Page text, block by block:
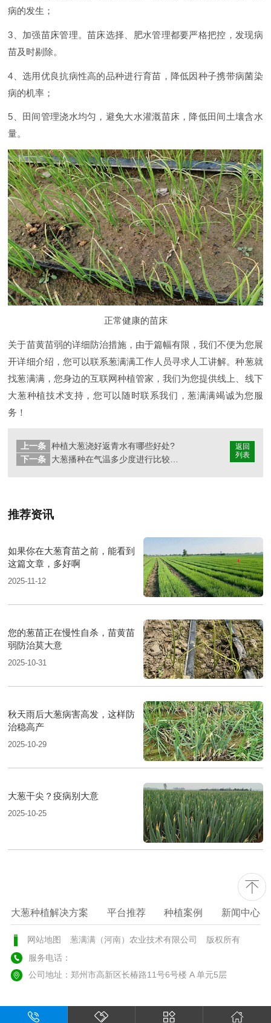
病的发生；
3、加强苗床管理。苗床选择、肥水管理都要严格把控，发现病
苗及时剔除。
4、选用优良抗病性高的品种进行育苗，降低因种子携带病菌染
病的机率；
5、田间管理浇水均匀，避免大水灌溉苗床，降低田间土壤含水
量。
正常健康的苗床
关于苗黄苗弱的详细防治措施，由于篇幅有限，我们不便为您展
开详细介绍，您可以联系葱满满工作人员寻求人工讲解。种葱就
找葱满满，您身边的互联网种植管家，我们为您提供线上、线下
大葱种植技术支持，您可以随时联系我们，葱满满竭诚为您服
务！
返回
列表
上一条 种植大葱浇好返青水有哪些好处?
下一条
推荐资讯
如果你在大葱育苗之前，能看到
这篇文章，多好啊
2025-11-12
您的葱苗正在慢性自杀，苗黄苗
弱防治莫大意
2025-10-31
秋天雨后大葱病害高发，这样防
治稳高产
2025-10-29
大葱干尖？疫病别大意
2025-10-25
大葱种植解决方案 平台推荐 种植案例 新闻中心
网站地图 葱满满（河南）农业技术有限公司
版权所有
服务电话：
公司地址：郑州市高新区长椿路11号6号楼 A 单元5层